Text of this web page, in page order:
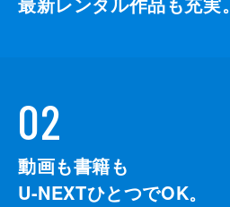
02
動画も書籍も
U-NEXTひとつでOK。